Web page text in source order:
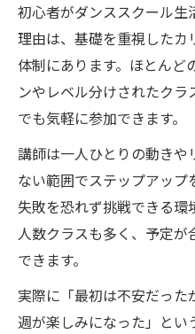
初心者がダンススクール生
理由は、基礎を重視したカ
体制にあります。ほとんど
ンやレベル分けされたク
でも気軽に参加できます。
講師は一人ひとりの動き
ない範囲でステップアップ
失敗を恐れず挑戦できる環
人数クラスも多く、予定
できます。
実際に「最初は不安だっ
週が楽しみになった」と